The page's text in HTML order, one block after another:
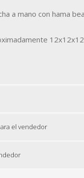
a mano con hama
el vendedor